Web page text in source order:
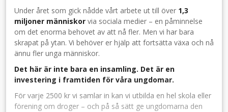
Under året som gick nådde vårt arbete ut till över 1,3
miljoner människor via sociala medier – en påminnelse
om det enorma behovet av att nå fler. Men vi har bara
skrapat på ytan. Vi behöver er hjälp att fortsätta växa och nå
ännu fler unga människor.
Det här är inte bara en insamling. Det är en
investering i framtiden för våra ungdomar.
För varje 2500 kr vi samlar in kan vi utbilda en hel skola eller
förening om droger – och på så sätt ge ungdomarna den